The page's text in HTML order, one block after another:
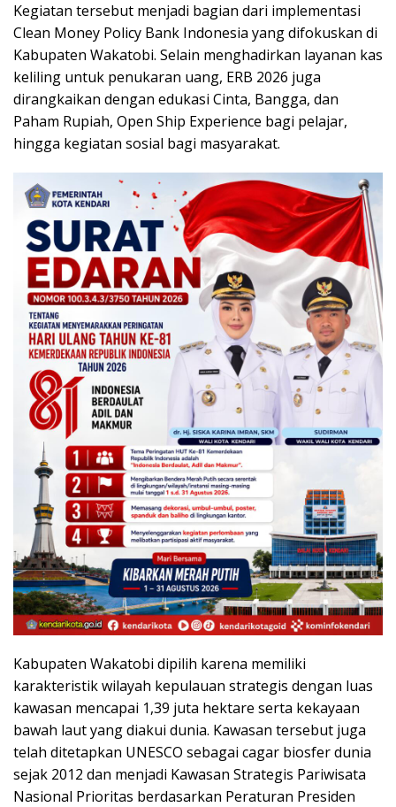
Kegiatan tersebut menjadi bagian dari implementasi
Clean Money Policy Bank Indonesia yang difokuskan di
Kabupaten Wakatobi. Selain menghadirkan layanan kas
keliling untuk penukaran uang, ERB 2026 juga
dirangkaikan dengan edukasi Cinta, Bangga, dan
Paham Rupiah, Open Ship Experience bagi pelajar,
hingga kegiatan sosial bagi masyarakat.
Kabupaten Wakatobi dipilih karena memiliki
karakteristik wilayah kepulauan strategis dengan luas
kawasan mencapai 1,39 juta hektare serta kekayaan
bawah laut yang diakui dunia. Kawasan tersebut juga
telah ditetapkan UNESCO sebagai cagar biosfer dunia
sejak 2012 dan menjadi Kawasan Strategis Pariwisata
Nasional Prioritas berdasarkan Peraturan Presiden